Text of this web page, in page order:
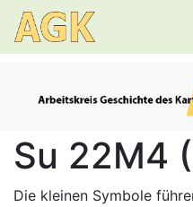
Su 22M4
Die kleinen Symbole